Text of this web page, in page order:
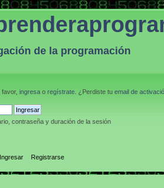
de la programación
favor, ingresa o regístrate . ¿Perdiste tu email de
contraseña y duración de la sesión
Ingresar Registrarse